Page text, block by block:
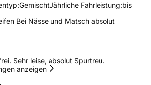
GemischtJährliche Fahrleistung:bis
Bei Nässe und Matsch absolut
Sehr leise, absolut Spurtreu.
anzeigen